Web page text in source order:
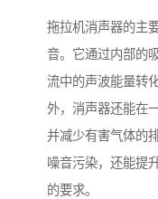
拖拉机消声器的主
音。它通过内部的
流中的声波能量转
外，消声器还能在
并减少有害气体的
噪音污染，还能提
的要求。